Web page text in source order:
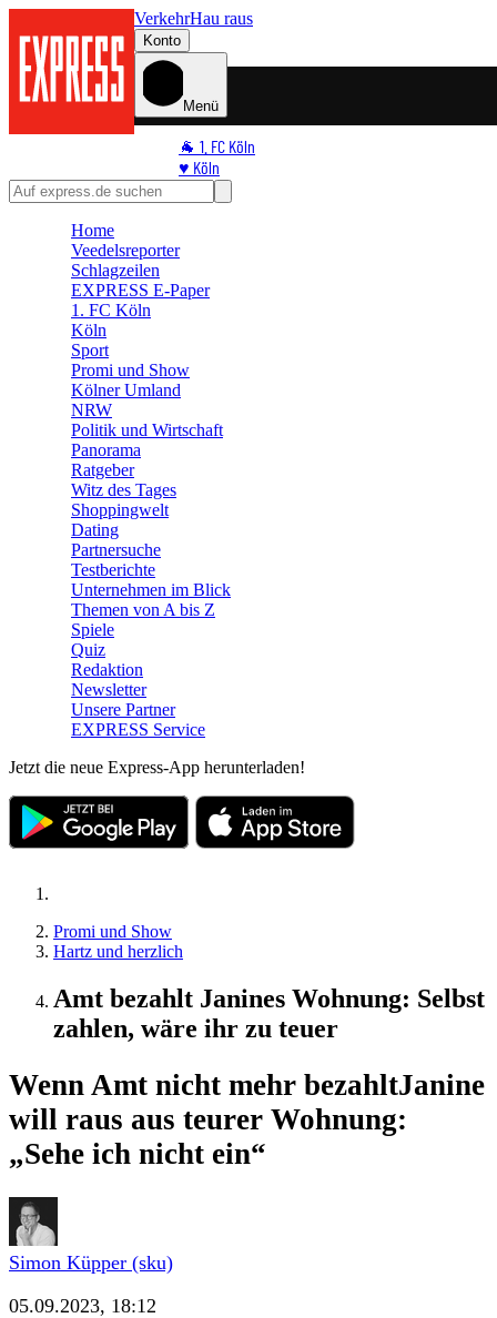
VerkehrHau raus
Konto
Menü
🐐 1. FC Köln
♥️ Köln
⭐ Promi
🛒 Shoppingwelt
Home
Veedelsreporter
Schlagzeilen
EXPRESS E-Paper
1. FC Köln
Köln
Sport
Promi und Show
Kölner Umland
NRW
Politik und Wirtschaft
Panorama
Ratgeber
Witz des Tages
Shoppingwelt
Dating
Partnersuche
Testberichte
Unternehmen im Blick
Themen von A bis Z
Spiele
Quiz
Redaktion
Newsletter
Unsere Partner
EXPRESS Service
Jetzt die neue Express-App herunterladen!
Promi und Show
Hartz und herzlich
Amt bezahlt Janines Wohnung: Selbst
zahlen, wäre ihr zu teuer
Wenn Amt nicht mehr bezahltJanine
will raus aus teurer Wohnung:
„Sehe ich nicht ein“
Simon Küpper (sku)
05.09.2023, 18:12